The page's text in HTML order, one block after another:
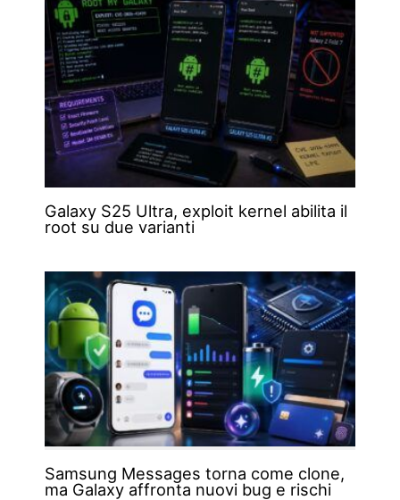
Galaxy S25 Ultra, exploit kernel abilita il
root su due varianti
Samsung Messages torna come clone,
ma Galaxy affronta nuovi bug e rischi